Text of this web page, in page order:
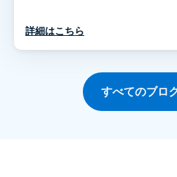
詳細はこちら
すべてのブロ